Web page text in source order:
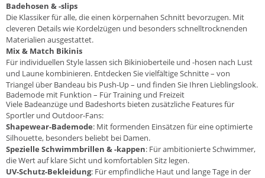
Badehosen & -slips
Die Klassiker für alle, die einen körpernahen Schnitt bevorzugen. Mit
cleveren Details wie Kordelzügen und besonders schnelltrocknenden
Materialien ausgestattet.
Mix & Match Bikinis
Für individuellen Style lassen sich Bikinioberteile und -hosen nach Lust
und Laune kombinieren. Entdecken Sie vielfältige Schnitte – von
Triangel über Bandeau bis Push-Up – und finden Sie Ihren Lieblingslook.
Bademode mit Funktion – Für Training und Freizeit
Viele Badeanzüge und Badeshorts bieten zusätzliche Features für
Sportler und Outdoor-Fans:
Shapewear-Bademode: Mit formenden Einsätzen für eine optimierte
Silhouette, besonders beliebt bei Damen.
Spezielle Schwimmbrillen & -kappen: Für ambitionierte Schwimmer,
die Wert auf klare Sicht und komfortablen Sitz legen.
UV-Schutz-Bekleidung: Für empfindliche Haut und lange Tage in der